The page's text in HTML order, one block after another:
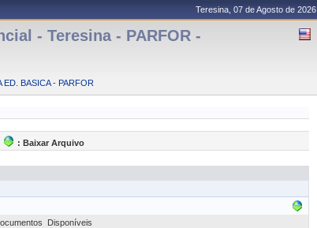
Teresina, 07 de Agosto de 2026
- Teresina - PARFOR -
BASICA - PARFOR
: Baixar Arquivo
Disponíveis